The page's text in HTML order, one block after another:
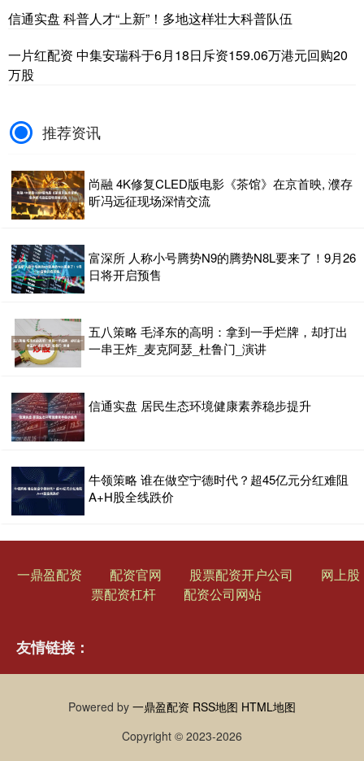
信通实盘 科普人才“上新”！多地这样壮大科普队伍
一片红配资 中集安瑞科于6月18日斥资159.06万港元回购20
万股
推荐资讯
尚融 4K修复CLED版电影《茶馆》在京首映, 濮存
昕冯远征现场深情交流
富深所 人称小号腾势N9的腾势N8L要来了！9月26
日将开启预售
五八策略 毛泽东的高明：拿到一手烂牌，却打出
一串王炸_麦克阿瑟_杜鲁门_演讲
信通实盘 居民生态环境健康素养稳步提升
牛领策略 谁在做空宁德时代？超45亿元分红难阻
A+H股全线跌价
一鼎盈配资 配资官网 股票配资开户公司
网上股
票配资杠杆
配资公司网站
友情链接：
Powered by 一鼎盈配资 RSS地图 HTML地图
Copyright © 2023-2026